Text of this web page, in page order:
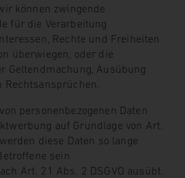
können zwingende
für die Verarbeitung
Rechte und Freiheiten
überwiegen, oder die
Geltendmachung, Ausübung
Rechtsansprüchen.
personenbezogenen Daten
auf Grundlage von Art.
diese Daten so lange
sein
Art. 21 Abs. 2 DSGVO ausübt.